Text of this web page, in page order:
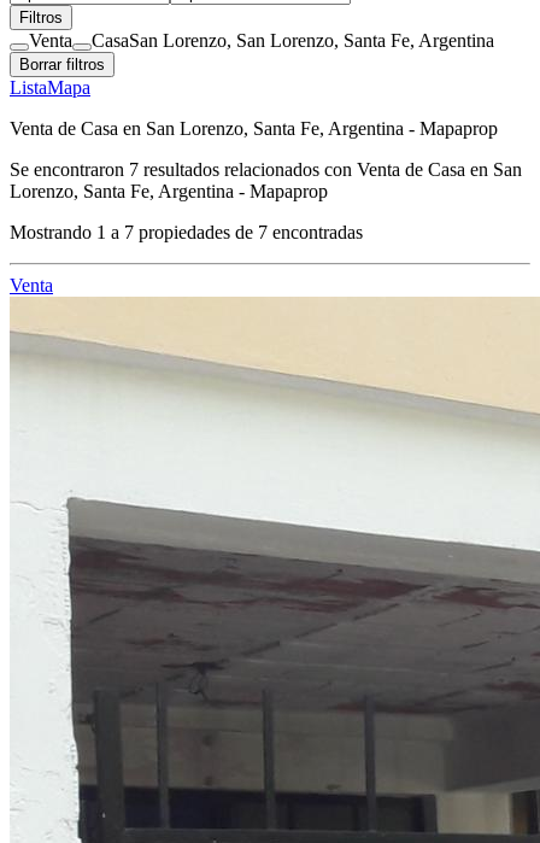
Filtros
Venta CasaSan Lorenzo, San Lorenzo, Santa Fe, Argentina
Borrar filtros
ListaMapa
Venta de Casa en San Lorenzo, Santa Fe, Argentina - Mapaprop
Se encontraron 7 resultados relacionados con Venta de Casa en San
Lorenzo, Santa Fe, Argentina - Mapaprop
Mostrando 1 a 7 propiedades de 7 encontradas
Venta